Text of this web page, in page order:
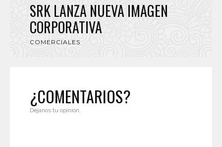
SRK LANZA NUEVA IMAGEN
CORPORATIVA
COMERCIALES
¿COMENTARIOS?
Déjanos tu opinión.